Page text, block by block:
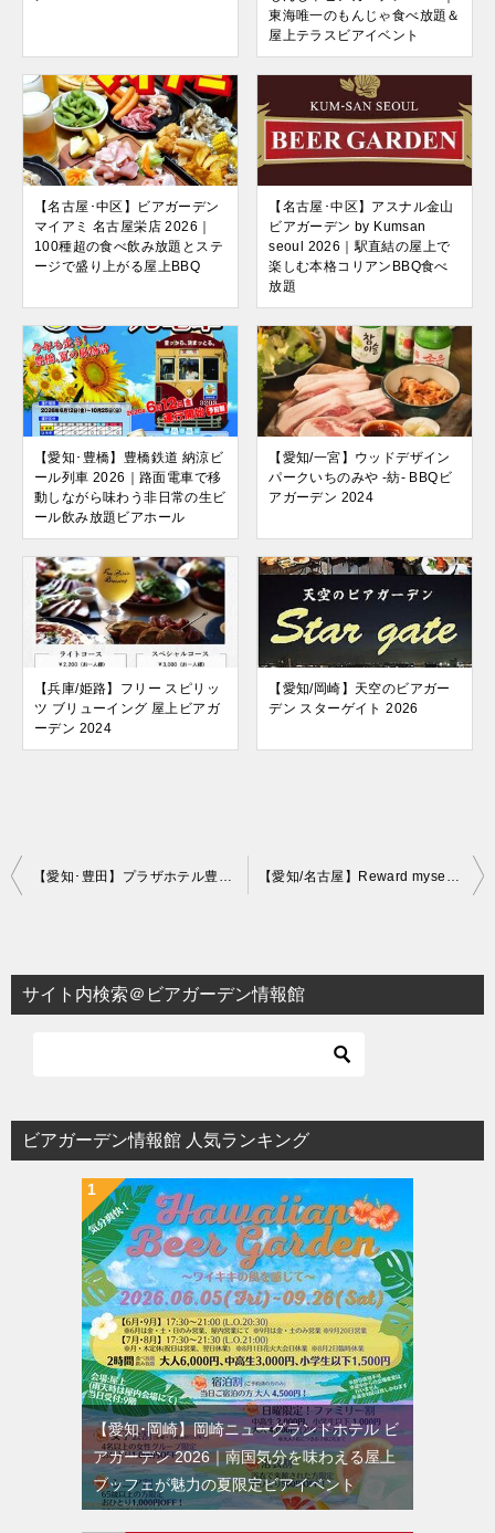
東海唯一のもんじゃ食べ放題＆
屋上テラスビアイベント
【名古屋･中区】ビアガーデン
マイアミ 名古屋栄店 2026｜
100種超の食べ飲み放題とステ
ージで盛り上がる屋上BBQ
【名古屋･中区】アスナル金山
ビアガーデン by Kumsan
seoul 2026｜駅直結の屋上で
楽しむ本格コリアンBBQ食べ
放題
【愛知･豊橋】豊橋鉄道 納涼ビ
ール列車 2026｜路面電車で移
動しながら味わう非日常の生ビ
ール飲み放題ビアホール
【愛知/一宮】ウッドデザイン
パークいちのみや -紡- BBQビ
アガーデン 2024
【兵庫/姫路】フリー スピリッ
ツ ブリューイング 屋上ビアガ
ーデン 2024
【愛知/岡崎】天空のビアガー
デン スターゲイト 2026
投
ビ
ゲ
ョ
ン
【愛知･豊田】プラザホテル豊田 本格炭火焼肉ビアガーデン「Hawaii」2026｜黒毛和牛とビュッフェの満足焼肉ビアプラン 【愛知/名古屋】Reward myself2024 ご褒美 Night Terrace by NEW YORK LOUNGE
サイト内検索＠ビアガーデン情報館
ビアガーデン情報館 人気ランキング
【愛知･岡崎】岡崎ニューグランドホテル ビ
アガーデン 2026｜南国気分を味わえる屋上
ブッフェが魅力の夏限定ビアイベント